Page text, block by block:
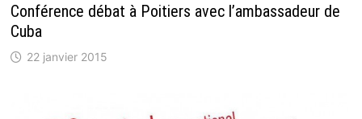
Conférence débat à Poitiers avec l’ambassadeur de
Cuba
22 janvier 2015